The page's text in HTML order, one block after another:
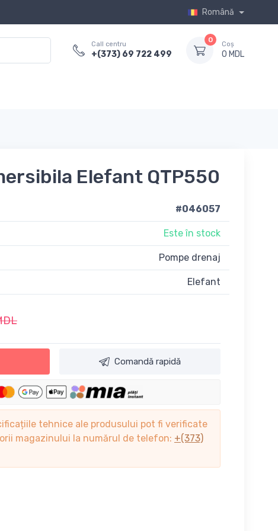
Română
Call centru
+(373) 69 722 499
0
Coș
0 MDL
Elefant QTP550
#046057
Este în stock
Pompe drenaj
Elefant
Comandă rapidă
tehnice ale produsului pot fi verificate
magazinului la numărul de telefon: +(373)